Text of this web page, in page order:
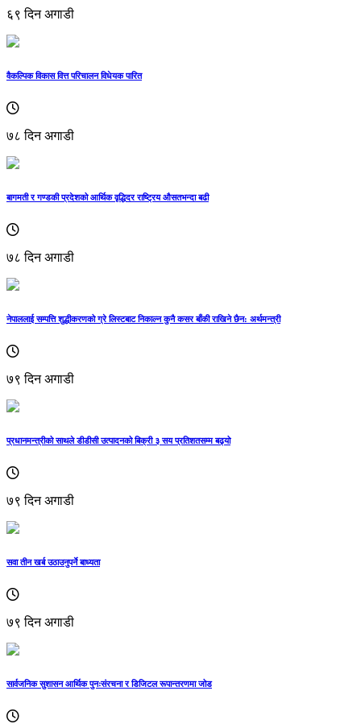
६९ दिन अगाडी
वैकल्पिक विकास वित्त परिचालन विधेयक पारित
७८ दिन अगाडी
बागमती र गण्डकी प्रदेशको आर्थिक वृद्धिदर राष्ट्रिय औसतभन्दा बढी
७८ दिन अगाडी
नेपाललाई सम्पत्ति शुद्धीकरणको ग्रे लिस्टबाट निकाल्न कुनै कसर बाँकी राखिने छैन: अर्थमन्त्री
७९ दिन अगाडी
प्रधानमन्त्रीको साथले डीडीसी उत्पादनको बिक्री ३ सय प्रतिशतसम्म बढ्यो
७९ दिन अगाडी
सवा तीन खर्ब उठाउनुपर्ने बाध्यता
७९ दिन अगाडी
सार्वजनिक सुशासन आर्थिक पुनःसंरचना र डिजिटल रूपान्तरणमा जोड